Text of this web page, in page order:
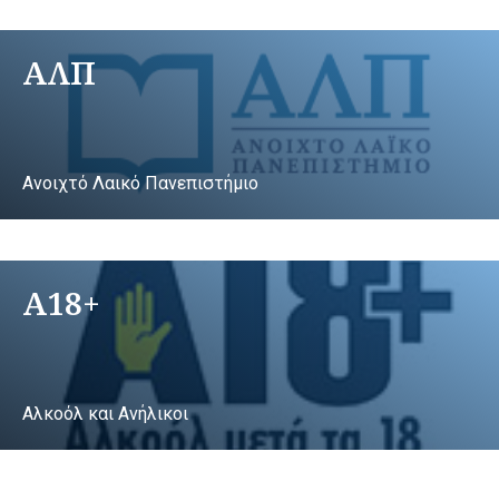
ΑΛΠ
Ανοιχτό Λαικό Πανεπιστήμιο
A18+
Αλκοόλ και Ανήλικοι